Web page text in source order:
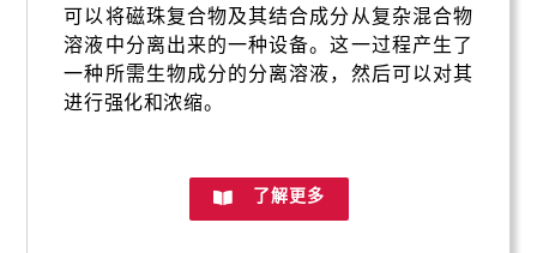
可以将磁珠复合物及其结合成分从复杂混合物
溶液中分离出来的一种设备。这一过程产生了
一种所需生物成分的分离溶液，然后可以对其
进行强化和浓缩。
了解更多